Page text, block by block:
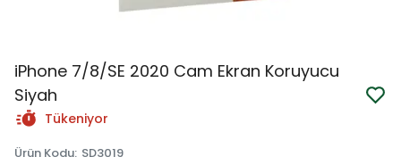
iPhone 7/8/SE 2020 Cam Ekran Koruyucu
Siyah
Tükeniyor
Ürün Kodu: SD3019